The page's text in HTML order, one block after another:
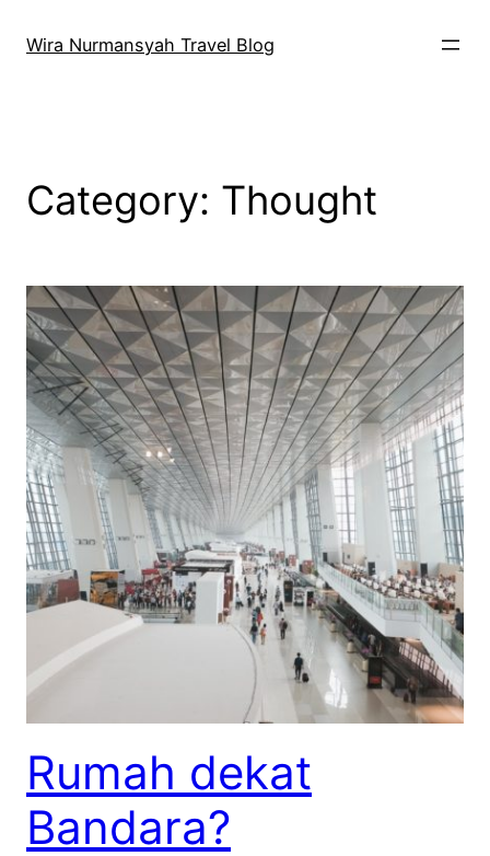
Wira Nurmansyah Travel Blog
Category: Thought
Rumah dekat
Bandara?